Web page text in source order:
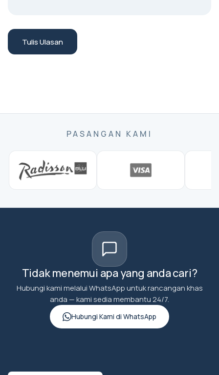
Tulis Ulasan
PASANGAN KAMI
Tidak menemui apa yang anda cari?
Hubungi kami melalui WhatsApp untuk rancangan khas
anda — kami sedia membantu 24/7.
Hubungi Kami di WhatsApp